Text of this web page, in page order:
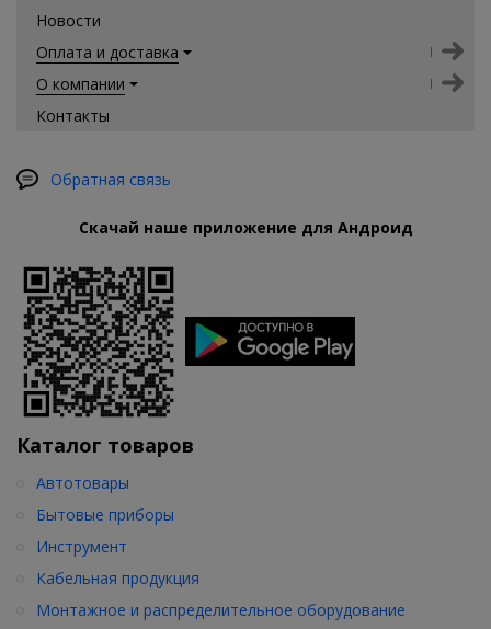
Новости
Оплата и доставка
О компании
Контакты
Обратная связь
Скачай наше приложение для Андроид
Каталог товаров
Автотовары
Бытовые приборы
Инструмент
Кабельная продукция
Монтажное и распределительное оборудование